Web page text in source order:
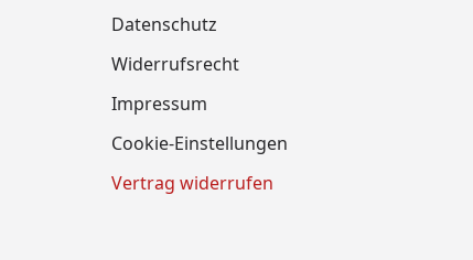
Datenschutz
Widerrufsrecht
Impressum
Cookie-Einstellungen
Vertrag widerrufen